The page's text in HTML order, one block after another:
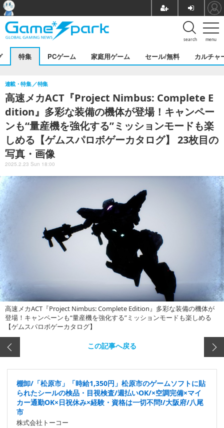
menu
search
特集 PCゲーム 家庭用ゲーム セール/無料 カルチャ
高速メカACT『Project Nimbus: Complete E
dition』多彩な装備の機体が登場！キャンペー
ンも“量産機を強化する”ミッションモードも楽
しめる【ゲムスパロボゲーカタログ】 23枚目の
写真・画像
連載・特集 特集
2025.2.23 Sun 18:00
高速メカACT『Project Nimbus: Complete Edition』多彩な装備の機体が
登場！キャンペーンも“量産機を強化する”ミッションモードも楽しめる
【ゲムスパロボゲーカタログ】
この記事へ戻る
棚卸/「松原市」「時給1,350円」松原市のゲームソフトに貼
られたシールの検品・目視検査/週払いOK/×空調完備×マイ
カー通勤OK×日祝休み×経験・資格は一切不問!/大阪府/八尾
市
株式会社トーコー